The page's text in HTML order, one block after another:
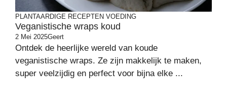
PLANTAARDIGE RECEPTEN VOEDING
Veganistische wraps koud
2 Mei 2025Geert
Ontdek de heerlijke wereld van koude
veganistische wraps. Ze zijn makkelijk te maken,
super veelzijdig en perfect voor bijna elke ...